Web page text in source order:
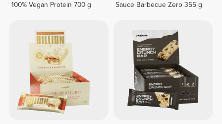
100% Vegan Protein 700 g
Sauce Barbecue Zero 355 g